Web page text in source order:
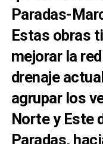
Paradas-
Estas obras
mejorar la
drenaje
agrupar los
Norte y Este
Paradas,